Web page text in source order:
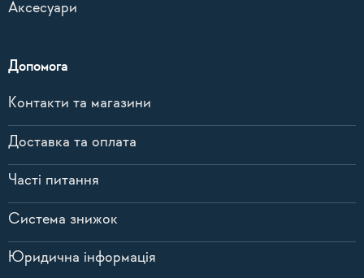
Аксесуари
Допомога
Контакти та магазини
Доставка та оплата
Часті питання
Система знижок
Юридична інформація